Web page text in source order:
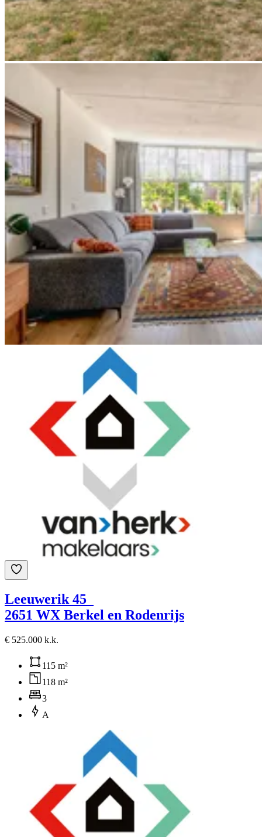
Leeuwerik 45
2651 WX Berkel en Rodenrijs
€ 525.000 k.k.
115 m²
118 m²
3
A